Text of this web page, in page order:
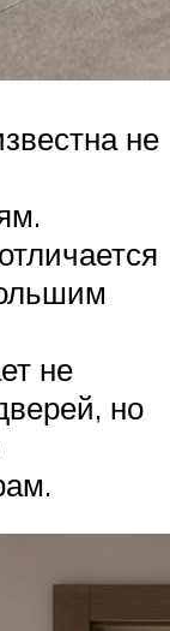
не
не
но